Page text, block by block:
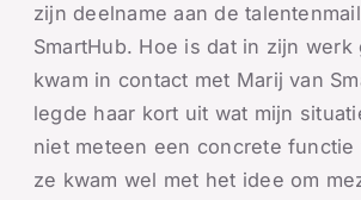
zijn deelname aan de
SmartHub. Hoe is dat in zijn werk
kwam in contact met Marij van
legde haar kort uit wat mijn
niet meteen een concrete functie
ze kwam wel met het idee om